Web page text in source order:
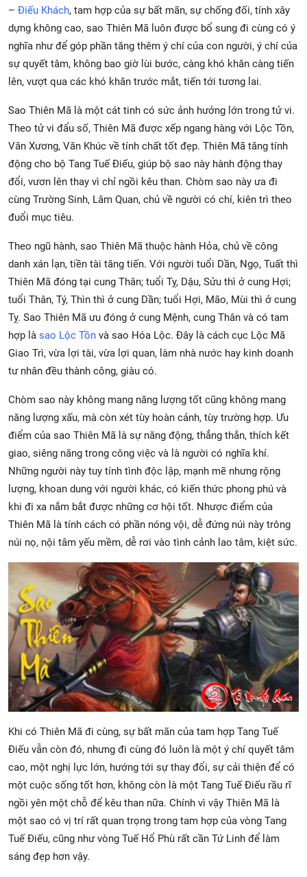
– Điếu Khách, tam hợp của sự bất mãn, sự chống đối, tính xây
dựng không cao, sao Thiên Mã luôn được bổ sung đi cùng có ý
nghĩa như để góp phần tăng thêm ý chí của con người, ý chí của
sự quyết tâm, không bao giờ lùi bước, càng khó khăn càng tiến
lên, vượt qua các khó khăn trước mắt, tiến tới tương lai.
Sao Thiên Mã là một cát tinh có sức ảnh hưởng lớn trong tử vi.
Theo tử vi đẩu số, Thiên Mã được xếp ngang hàng với Lộc Tồn,
Văn Xương, Văn Khúc về tính chất tốt đẹp. Thiên Mã tăng tính
động cho bộ Tang Tuế Điếu, giúp bộ sao này hành động thay
đổi, vươn lên thay vì chỉ ngồi kêu than. Chòm sao này ưa đi
cùng Trường Sinh, Lâm Quan, chủ về người có chí, kiên trì theo
đuổi mục tiêu.
Theo ngũ hành, sao Thiên Mã thuộc hành Hỏa, chủ về công
danh xán lạn, tiền tài tăng tiến. Với người tuổi Dần, Ngọ, Tuất thì
Thiên Mã đóng tại cung Thân; tuổi Tỵ, Dậu, Sửu thì ở cung Hợi;
tuổi Thân, Tý, Thìn thì ở cung Dần; tuổi Hợi, Mão, Mùi thì ở cung
Tỵ. Sao Thiên Mã ưu đóng ở cung Mệnh, cung Thân và có tam
hợp là sao Lộc Tồn và sao Hóa Lộc. Đây là cách cục Lộc Mã
Giao Trì, vừa lợi tài, vừa lợi quan, làm nhà nước hay kinh doanh
tư nhân đều thành công, giàu có.
Chòm sao này không mang năng lượng tốt cũng không mang
năng lượng xấu, mà còn xét tùy hoàn cảnh, tùy trường hợp. Ưu
điểm của sao Thiên Mã là sự năng động, thẳng thắn, thích kết
giao, siêng năng trong công việc và là người có nghĩa khí.
Những người này tuy tính tình độc lập, mạnh mẽ nhưng rộng
lượng, khoan dung với người khác, có kiến thức phong phú và
khi đi xa nắm bắt được những cơ hội tốt. Nhược điểm của
Thiên Mã là tính cách có phần nóng vội, dễ đứng núi này trông
núi nọ, nội tâm yếu mềm, dễ rơi vào tình cảnh lao tâm, kiệt sức.
Khi có Thiên Mã đi cùng, sự bất mãn của tam hợp Tang Tuế
Điếu vẫn còn đó, nhưng đi cùng đó luôn là một ý chí quyết tâm
cao, một nghị lực lớn, hướng tới sự thay đổi, sự cải thiện để có
một cuộc sống tốt hơn, không còn là một Tang Tuế Điếu rầu rĩ
ngồi yên một chỗ để kêu than nữa. Chính vì vậy Thiên Mã là
một sao có vị trí rất quan trọng trong tam hợp của vòng Tang
Tuế Điếu, cũng như vòng Tuế Hổ Phù rất cần Tứ Linh để làm
sáng đẹp hơn vậy.